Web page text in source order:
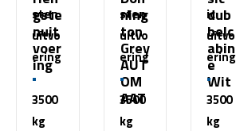
gste
nuit
voer
ing
sten
uitvo
ering
3500
kg
ning
ton
Grey
AUT
OM
AAT
sten
uitvo
ering
3500
kg
dub
belc
abin
e
Wit
ic
uitvo
ering
3500
kg